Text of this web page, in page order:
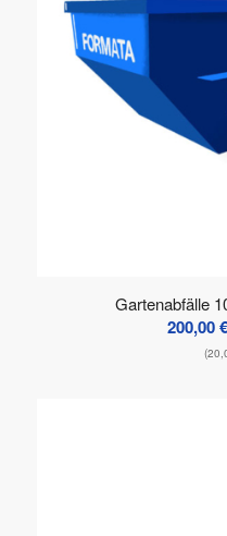
Gartenabfälle
200,00€
(